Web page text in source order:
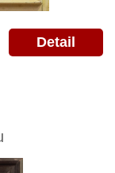
Detail